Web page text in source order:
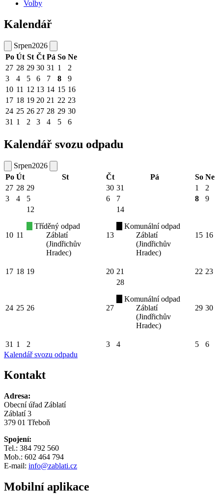
Volby
Kalendář
Srpen2026
Po Út St Čt Pá So Ne
27 28 29 30 31 1
2
3
4 5 6 7 8
9
10 11 12 13 14 15 16
17 18 19 20 21 22 23
24 25 26 27 28 29 30
31 1 2 3 4 5 6
Kalendář svozu odpadu
Srpen2026
Po Út St Čt Pá So Ne
27 28 29 30 31 1
2
3
4 5 6 7 8 9
10 11
12
Tříděný odpad
Záblatí
(Jindřichův
Hradec)
13
14
Komunální odpad
Záblatí
(Jindřichův
Hradec)
15 16
17 18 19 20 21 22 23
24 25 26 27
28
Komunální odpad
Záblatí
(Jindřichův
Hradec)
29 30
31 1 2 3 4 5
6
Kalendář svozu odpadu
Kontakt
Adresa:
Obecní úřad Záblatí
Záblatí 3
379 01 Třeboň
Spojení:
Tel.: 384 792 560
Mob.: 602 464 794
E-mail: info@zablati.cz
Mobilní aplikace